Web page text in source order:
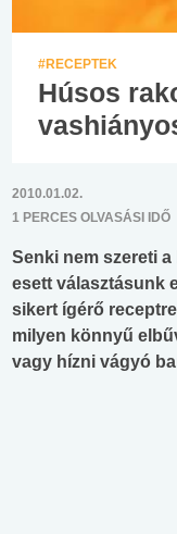
#RECEPTEK
Húsos
2010.01.02.
1 PERCES OLVASÁSI IDŐ
Senki nem szereti
esett választásunk
sikert ígérő
milyen könnyű
vagy hízni vágyó